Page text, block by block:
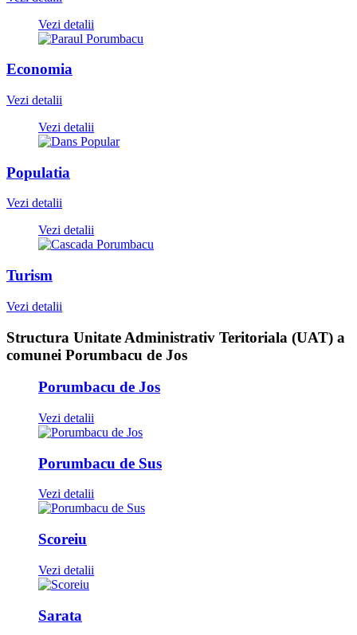
Vezi detalii
Economia
Vezi detalii
Vezi detalii
Populatia
Vezi detalii
Vezi detalii
Turism
Vezi detalii
Structura Unitate Administrativ Teritoriala (UAT) a
comunei Porumbacu de Jos
Porumbacu de Jos
Vezi detalii
Porumbacu de Sus
Vezi detalii
Scoreiu
Vezi detalii
Sarata